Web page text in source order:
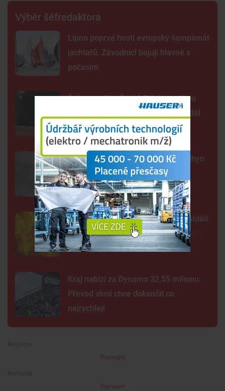
Výběr šéfredaktora
Lipno poprvé hostí evropský šampionát
jachtařů. Závodníci bojují hlavně s
počasím
Šelma na jihu Čech? Záběry mohou
zachycovat kočku, policie hlášení dál
prověřuje
Sto mrtvých ryb v centru Budějc. Úhyn
mohl způsobit déšť a nedostatek
kyslíku
Tak detailně jsme Slunce ještě neviděli.
Nové snímky přinesly průlomový objev
Kraj nabízí za Dynamo 32,55 milionu.
Převod akcií chce dokončit co
nejrychleji
Premium
Premium